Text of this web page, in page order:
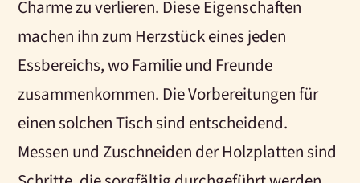
Charme zu verlieren. Diese Eigenschaften
machen ihn zum Herzstück eines jeden
Essbereichs, wo Familie und Freunde
zusammenkommen. Die Vorbereitungen für
einen solchen Tisch sind entscheidend.
Messen und Zuschneiden der Holzplatten sind